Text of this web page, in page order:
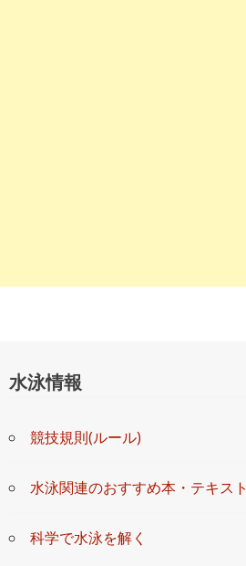
水泳情報
競技規則(ルール)
水泳関連のおすすめ本・テキスト
科学で水泳を解く